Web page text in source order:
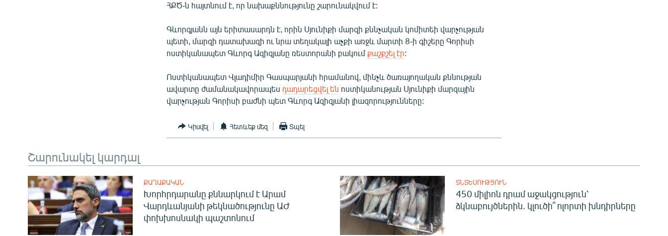
ՀՔԾ-ն հայտնում է, որ նախաքննությունը շարունակվում է:
Գևորգյանն այն երիտասարդն է, որին Սյունիքի մարզի քննչական կոմիտեի վարչության
պետի, մարզի դատախազի ու նրա տեղակալի աչքի առջև մարտի 8-ի գիշերը Գորիսի
ոստիկանապետ Գևորգ Ազիզյանը ռեստորանի բակում քաշքշել էր:
Ոստիկանապետ Վլադիմիր Գասպարյանի հրամանով, մինչև ծառայողական քննության
ավարտը ժամանակավորապես դադարեցվել են ոստիկանության Սյունիքի մարզային
վարչության Գորիսի բաժնի պետ Գևորգ Ազիզյանի լիազորությունները:
Կիսվել Հետևեք մեզ Տպել
Շարունակել կարդալ
ՔԱՂԱՔԱԿԱՆ
Խորհրդարանը քննարկում է Արամ
Վարդևանյանի թեկնածությունը ԱԺ
փոխխոսնակի պաշտոնում
ՏՆՏԵՍՈՒԹՅՈՒՆ
450 միլիոն դրամ աջակցություն՝
ձկնաբույծներին. կլուծի՞ ոլորտի խնդիրները